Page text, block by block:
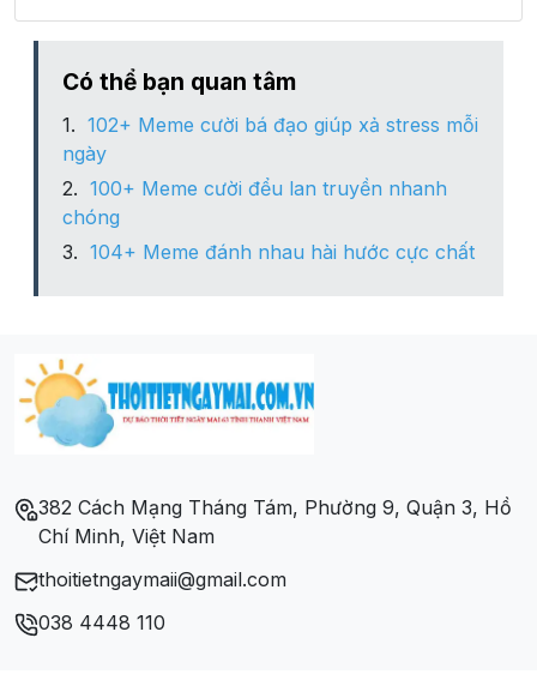
Có thể bạn quan tâm
102+ Meme cười bá đạo giúp xả stress mỗi
ngày
100+ Meme cười đểu lan truyền nhanh
chóng
104+ Meme đánh nhau hài hước cực chất
382 Cách Mạng Tháng Tám, Phường 9, Quận 3, Hồ
Chí Minh, Việt Nam
thoitietngaymaii@gmail.com
038 4448 110